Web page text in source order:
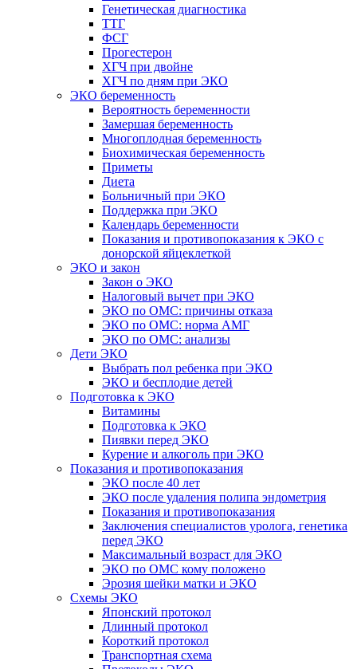
Генетическая диагностика
ТТГ
ФСГ
Прогестерон
ХГЧ при двойне
ХГЧ по дням при ЭКО
ЭКО беременность
Вероятность беременности
Замершая беременность
Многоплодная беременность
Биохимическая беременность
Приметы
Диета
Больничный при ЭКО
Поддержка при ЭКО
Календарь беременности
Показания и противопоказания к ЭКО с
донорской яйцеклеткой
ЭКО и закон
Закон о ЭКО
Налоговый вычет при ЭКО
ЭКО по ОМС: причины отказа
ЭКО по ОМС: норма АМГ
ЭКО по ОМС: анализы
Дети ЭКО
Выбрать пол ребенка при ЭКО
ЭКО и бесплодие детей
Подготовка к ЭКО
Витамины
Подготовка к ЭКО
Пиявки перед ЭКО
Курение и алкоголь при ЭКО
Показания и противопоказания
ЭКО после 40 лет
ЭКО после удаления полипа эндометрия
Показания и противопоказания
Заключения специалистов уролога, генетика
перед ЭКО
Максимальный возраст для ЭКО
ЭКО по ОМС кому положено
Эрозия шейки матки и ЭКО
Схемы ЭКО
Японский протокол
Длинный протокол
Короткий протокол
Транспортная схема